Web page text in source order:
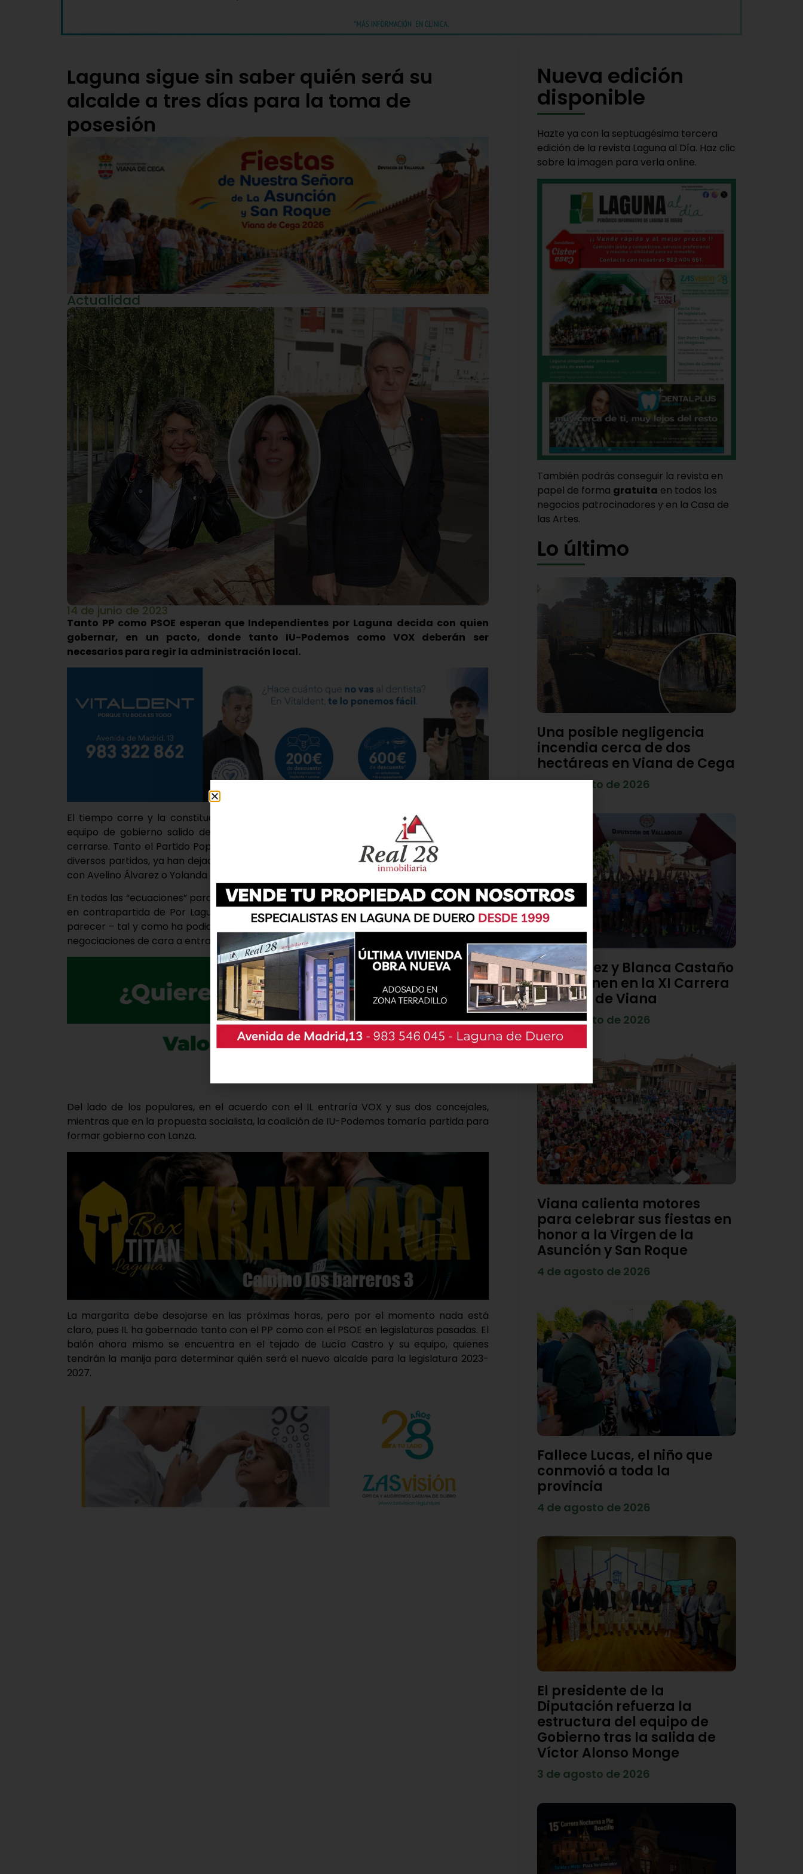
Laguna sigue sin saber quién será su
alcalde a tres días para la toma de
posesión
Actualidad
14 de junio de 2023
Tanto PP como PSOE esperan que Independientes por Laguna decida con quien
gobernar, en un pacto, donde tanto IU-Podemos como VOX deberán ser
necesarios para regir la administración local.
El tiempo corre y la constitución del nuevo Ayuntamiento de Laguna de Duero con el
equipo de gobierno salido de las urnas el pasado 28 de Mayo parece no acabar de
cerrarse. Tanto el Partido Popular como el PSOE tras la ronda de negociaciones con los
diversos partidos, ya han dejado claros sus postulados de cara a poder tomar la alcaldía
con Avelino Álvarez o Yolanda Lanza.
En todas las “ecuaciones” para poder gobernar parece estar Independientes por Laguna,
en contrapartida de Por Laguna de Duero, la nueva formación independiente, y que al
parecer – tal y como ha podido conocer este medio- se han quedado fuera de todas las
negociaciones de cara a entrar a formar parte del equipo de gobierno.
Del lado de los populares, en el acuerdo con el IL entraría VOX y sus dos concejales,
mientras que en la propuesta socialista, la coalición de IU-Podemos tomaría partida para
formar gobierno con Lanza.
La margarita debe desojarse en las próximas horas, pero por el momento nada está
claro, pues IL ha gobernado tanto con el PP como con el PSOE en legislaturas pasadas. El
balón ahora mismo se encuentra en el tejado de Lucía Castro y su equipo, quienes
tendrán la manija para determinar quién será el nuevo alcalde para la legislatura 2023-
2027.
Nueva edición
disponible
Hazte ya con la septuagésima tercera
edición de la revista Laguna al Día. Haz clic
sobre la imagen para verla online.
También podrás conseguir la revista en
papel de forma gratuita en todos los
negocios patrocinadores y en la Casa de
las Artes.
Lo último
Una posible negligencia
incendia cerca de dos
hectáreas en Viana de Cega
7 de agosto de 2026
Diego Díez y Blanca Castaño
se imponen en la XI Carrera
Popular de Viana
4 de agosto de 2026
Viana calienta motores
para celebrar sus fiestas en
honor a la Virgen de la
Asunción y San Roque
4 de agosto de 2026
Fallece Lucas, el niño que
conmovió a toda la
provincia
4 de agosto de 2026
El presidente de la
Diputación refuerza la
estructura del equipo de
Gobierno tras la salida de
Víctor Alonso Monge
3 de agosto de 2026